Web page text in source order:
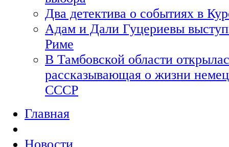
Два детектива о событиях в
Адам и Дали Гуцериевы
Риме
В Тамбовской области
рассказывающая о жизни
СССР
Главная